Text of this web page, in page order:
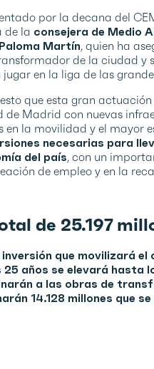
por la decana del
de la consejera de Medio
Martín, quien ha
de la ciudad
en la liga de las
que esta gran
Madrid con nuevas
en la movilidad y el
necesarias para
del país, con un
de empleo y en la
de 25.197
inversión que movilizará
años se elevará hasta
a las obras de
14.128 millones que